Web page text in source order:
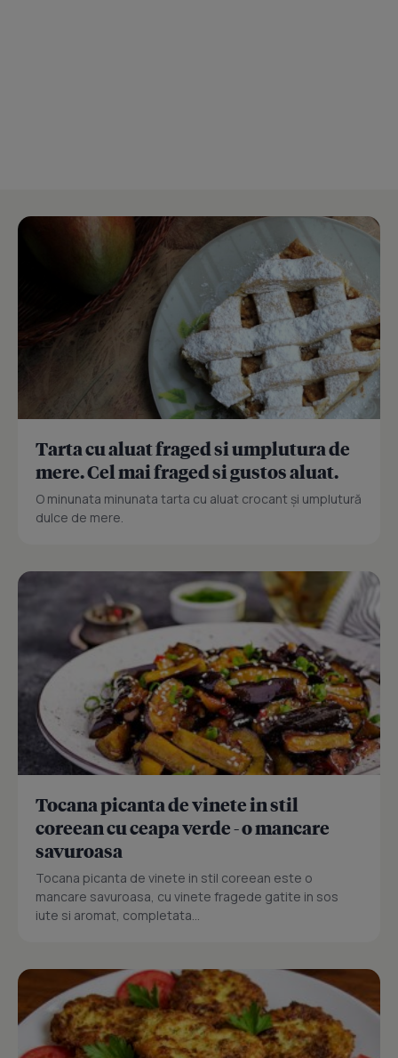
Tarta cu aluat fraged si umplutura de
mere. Cel mai fraged si gustos aluat.
O minunata minunata tarta cu aluat crocant și umplutură
dulce de mere.
Tocana picanta de vinete in stil
coreean cu ceapa verde - o mancare
savuroasa
Tocana picanta de vinete in stil coreean este o
mancare savuroasa, cu vinete fragede gatite in sos
iute si aromat, completata...